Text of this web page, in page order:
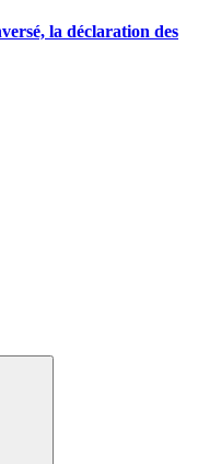
la déclaration des